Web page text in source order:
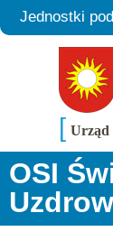
Jednostki
[ Urząd
OSI